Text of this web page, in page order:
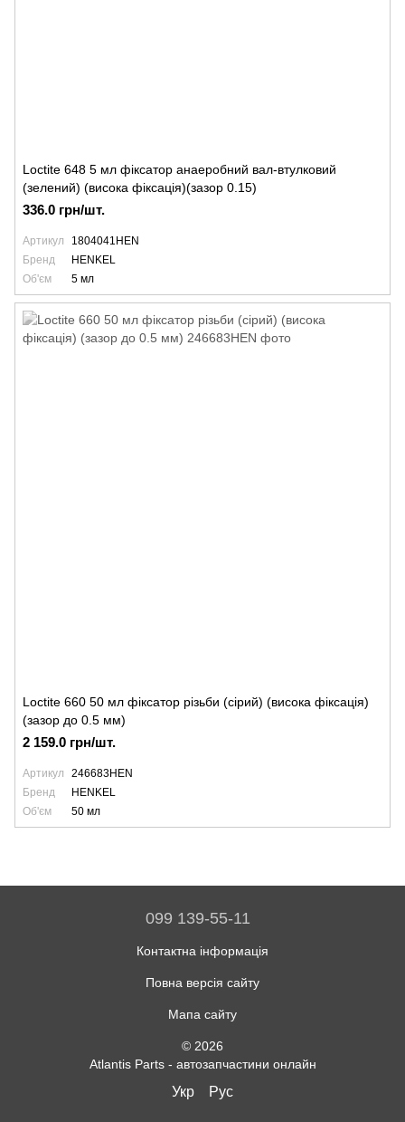
Loctite 648 5 мл фіксатор анаеробний вал-втулковий
(зелений) (висока фіксація)(зазор 0.15)
336.0 грн/шт.
Артикул
1804041HEN
Бренд
HENKEL
Об'єм
5 мл
Loctite 660 50 мл фіксатор різьби (сірий) (висока фіксація)
(зазор до 0.5 мм)
2 159.0 грн/шт.
Артикул
246683HEN
Бренд
HENKEL
Об'єм
50 мл
099 139-55-11
Контактна інформація
Повна версія сайту
Мапа сайту
© 2026
Atlantis Parts - автозапчастини онлайн
Укр Рус